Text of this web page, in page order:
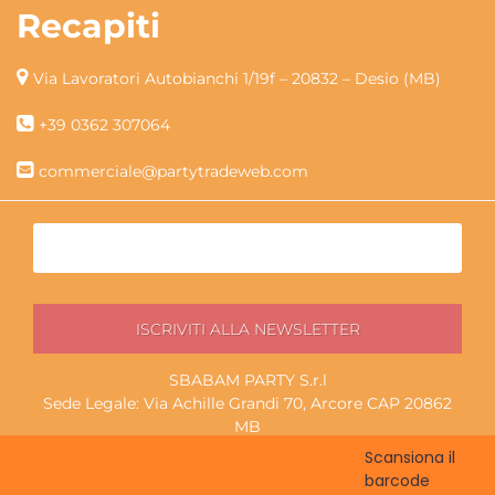
Scansiona il
barcode
Recapiti
Via Lavoratori Autobianchi 1/19f – 20832 – Desio (MB)
+39 0362 307064
commerciale@partytradeweb.com
SBABAM PARTY S.r.l
Sede Legale: Via Achille Grandi 70, Arcore CAP 20862
MB
Magazzino ritiro: Via Lavoratori Autobianchi 1/19f, Desio